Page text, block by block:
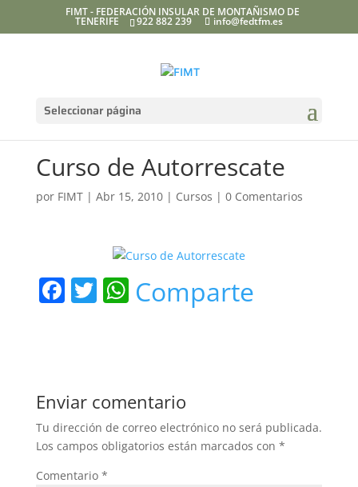
FIMT - FEDERACIÓN INSULAR DE MONTAÑISMO DE
TENERIFE 922 882 239 info@fedtfm.es
Seleccionar página
Curso de Autorrescate
por FIMT| Abr 15, 2010| Cursos | 0 Comentarios
F
b
o
o
k
T W
A
p
p
Comparte
Enviar comentario
Tu dirección de correo electrónico no será publicada.
Los campos obligatorios están marcados con *
Comentario *